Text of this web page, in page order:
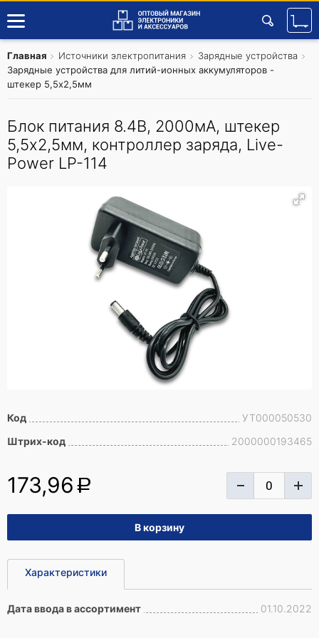
Главная Источники электропитания
Зарядные устройства
Зарядные устройства для литий-ионных аккумуляторов -
штекер 5,5х2,5мм
Блок питания 8.4В, 2000мА, штекер
5,5х2,5мм, контроллер заряда, Live-
Power LP-114
Код
УТ000050530
Штрих-код
2000000193465
173,96 a
Характеристики
Дата ввода в ассортимент 01.10.2022